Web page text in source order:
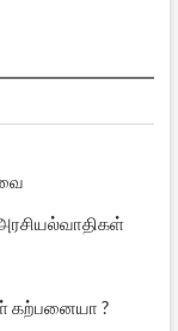
கற்பனையா ?